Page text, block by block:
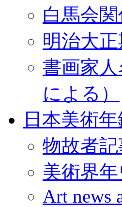
白馬会
明治大
書画家
による）
日本美術
物故者記
美術界年
Art news